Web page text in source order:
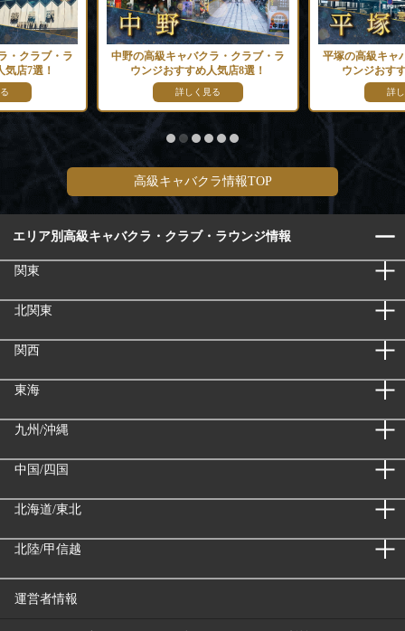
・クラブ・ラ
店7選！
中野の高級キャバクラ・クラブ・ラ
ウンジおすすめ人気店8選！
詳しく見る
平塚の高級キャ
ウンジおす
詳
高級キャバクラ情報TOP
エリア別高級キャバクラ・クラブ・ラウンジ情報
関東
北関東
関西
東海
九州/沖縄
中国/四国
北海道/東北
北陸/甲信越
運営者情報